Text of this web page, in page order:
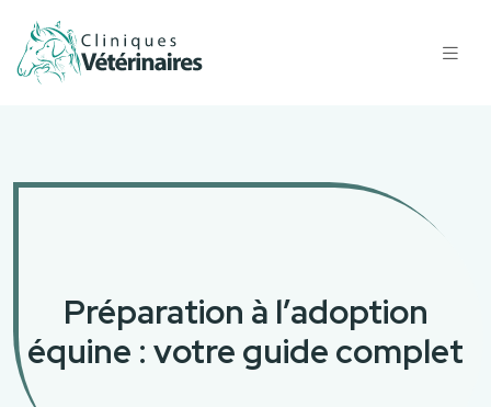
Préparation à l’adoption
équine : votre guide complet